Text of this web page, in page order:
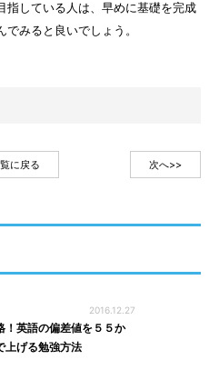
指している人は、早めに基礎を完成
みると良いでしょう。
に戻る 次へ>>
2016.12.27
！英語の偏差値を５５か
上げる勉強方法